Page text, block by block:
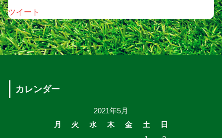
ツイート
カレンダー
2021年5月
月
火 水 木 金 土
日